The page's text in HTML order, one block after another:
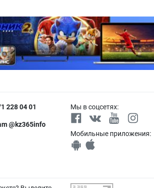
228 04 01
@kz365info
Мы в соцсетях:
Мобильные приложения: